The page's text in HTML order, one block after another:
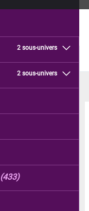
2 sous-univers
2 sous-univers
(433)